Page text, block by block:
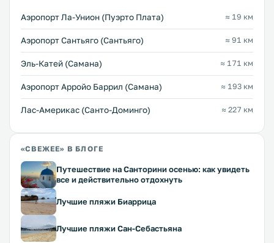
Аэропорт Ла-Унион (Пуэрто Плата) ≈ 19 км
Аэропорт Сантьяго (Сантьяго) ≈ 91 км
Эль-Катей (Самана) ≈ 171 км
Аэропорт Арройо Баррил (Самана) ≈ 193 км
Лас-Америкас (Санто-Доминго) ≈ 227 км
«СВЕЖЕЕ» В БЛОГЕ
Путешествие на Санторини осенью: как увидеть
все и действительно отдохнуть
Лучшие пляжи Биаррица
Лучшие пляжи Сан-Себастьяна